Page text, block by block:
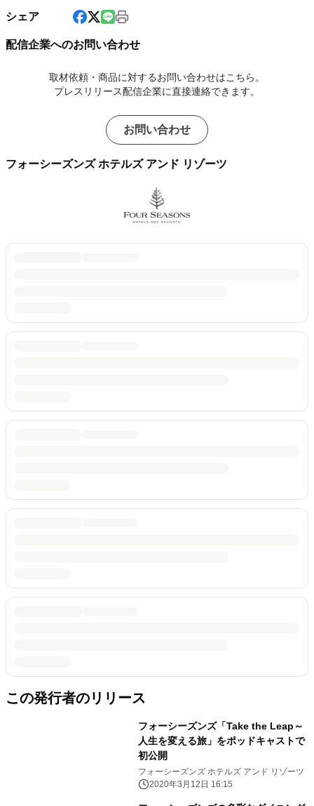
シェア
配信企業へのお問い合わせ
取材依頼・商品に対するお問い合わせはこちら。
プレスリリース配信企業に直接連絡できます。
お問い合わせ
フォーシーズンズ ホテルズ アンド リゾーツ
この発行者のリリース
フォーシーズンズ「Take the Leap～
人生を変える旅」をポッドキャストで
初公開
フォーシーズンズ ホテルズ アンド リゾーツ
2020年3月12日 16:15